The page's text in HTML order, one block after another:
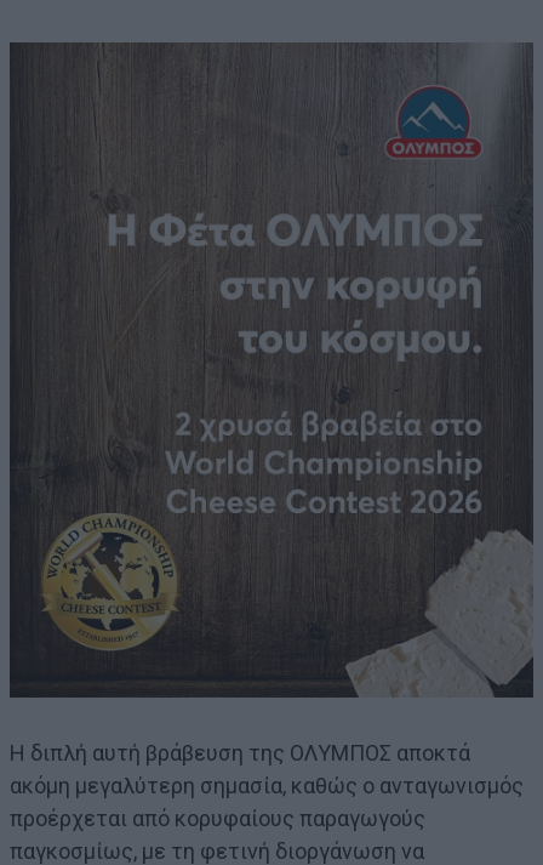
Η διπλή αυτή βράβευση της ΟΛΥΜΠΟΣ αποκτά
ακόμη μεγαλύτερη σημασία, καθώς ο ανταγωνισμός
προέρχεται από κορυφαίους παραγωγούς
παγκοσμίως, με τη φετινή διοργάνωση να